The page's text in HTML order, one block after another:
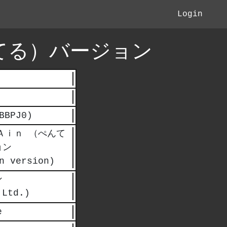
Login
）バージョン
ｉｎ （ぺんて
ン
version)
Ltd.)